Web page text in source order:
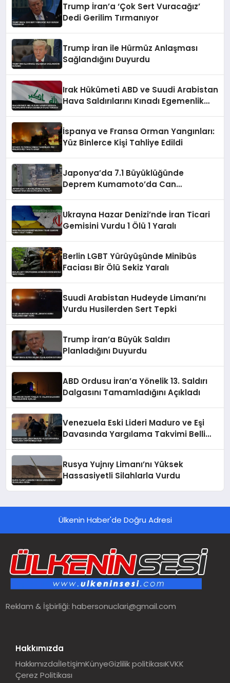
Trump İran’a ‘Çok Sert Vuracağız’
Dedi Gerilim Tırmanıyor
Trump İran ile Hürmüz Anlaşması
Sağlandığını Duyurdu
Irak Hükümeti ABD ve Suudi Arabistan
Hava Saldırılarını Kınadı Egemenlik
İspanya ve Fransa Orman Yangınları:
Yüz Binlerce Kişi Tahliye Edildi
Japonya’da 7.1 Büyüklüğünde
Deprem Kumamoto’da Can
Ukrayna Hazar Denizi’nde İran Ticari
Gemisini Vurdu 1 Ölü 1 Yaralı
Berlin LGBT Yürüyüşünde Minibüs
Faciası Bir Ölü Sekiz Yaralı
Suudi Arabistan Hudeyde Limanı’nı
Vurdu Husilerden Sert Tepki
Trump İran’a Büyük Saldırı
Planladığını Duyurdu
ABD Ordusu İran’a Yönelik 13. Saldırı
Dalgasını Tamamladığını Açıkladı
Venezuela Eski Lideri Maduro ve Eşi
Davasında Yargılama Takvimi Belli
Rusya Yujnıy Limanı’nı Yüksek
Hassasiyetli Silahlarla Vurdu
Ülkenin Haber'de Doğru Adresi
Reklam & İşbirliği:habersonuclari@gmail.com
Hakkımızda
HakkımızdaİletişimKünyeGizlilik politikasıKVKK
Çerez Politikası